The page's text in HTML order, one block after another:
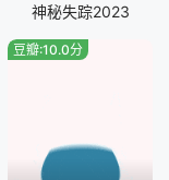
神秘失踪2023
豆瓣:10.0分